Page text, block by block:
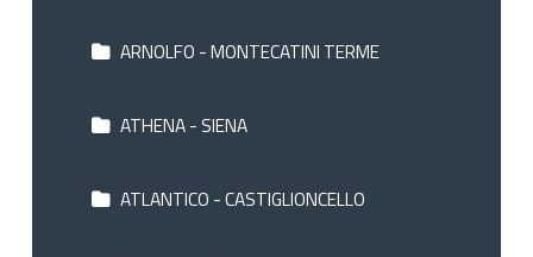
ARNOLFO - MONTECATINI TERME
ATHENA - SIENA
ATLANTICO - CASTIGLIONCELLO